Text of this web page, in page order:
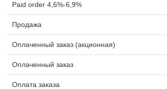
Paid order 4,6%-6,9%
Продажа
Оплаченный заказ (акционная)
Оплаченный заказ
Оплата заказа